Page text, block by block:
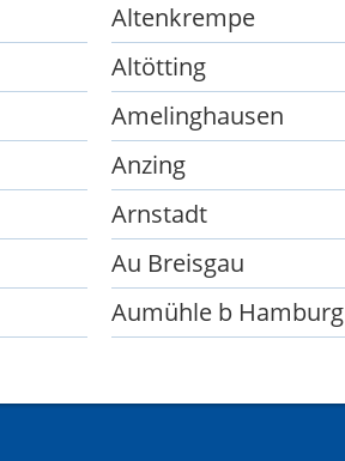
Altenkrempe
Altötting
Amelinghausen
Anzing
Arnstadt
Au Breisgau
Aumühle b Hamburg